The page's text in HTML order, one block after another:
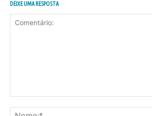
DEIXE UMA RESPOSTA